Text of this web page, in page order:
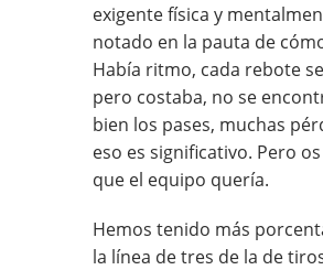
exigente física y
notado en la pauta de
Había ritmo, cada rebote
pero costaba, no se
bien los pases, muchas
eso es significativo. Pero
que el equipo quería.
Hemos tenido más
la línea de tres de la de